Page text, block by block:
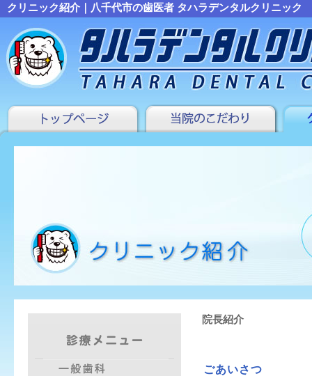
クリニック紹介｜八千代市の歯医者 タハラデンタルクリニック
院長紹介
ごあいさつ